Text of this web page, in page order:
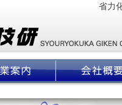
省力